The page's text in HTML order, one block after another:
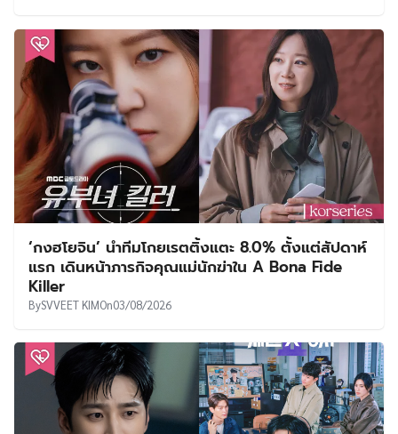
‘กงฮโยจิน’ นำทีมโกยเรตติ้งแตะ 8.0% ตั้งแต่สัปดาห์
แรก เดินหน้าภารกิจคุณแม่นักฆ่าใน A Bona Fide
Killer
BySVVEET KIMOn03/08/2026